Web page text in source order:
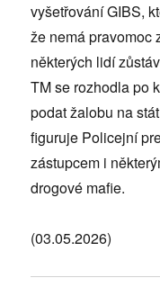
vyšetřování GIBS,
že nemá pravomoc
některých lidí
TM se rozhodla po
podat žalobu na
figuruje Policejní
zástupcem i
drogové mafie.
(03.05.2026)